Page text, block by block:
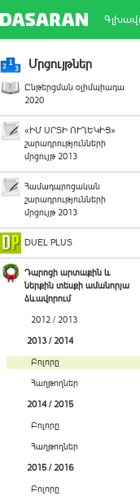
Մրցույթներ
Ընթերցման օլիմպիադա
2020
«ԻՄ ՍՐՏԻ ՈՒՂԵԿԻՑ»
շարադրությունների
մրցույթ 2013
Համադպրոցական
շարադրությունների
մրցույթ 2013
DUEL PLUS
Դպրոցի արտաքին և
ներքին տեսքի ամանորյա
ձևավորում
2012 / 2013
2013 / 2014
Բոլորը
Հաղթողներ
2014 / 2015
Բոլորը
Հաղթողներ
2015 / 2016
Բոլորը